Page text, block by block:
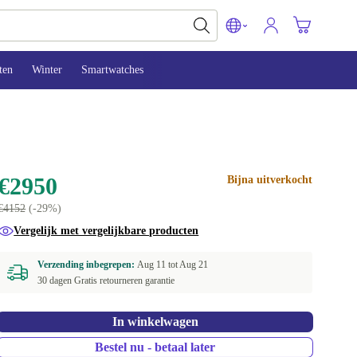
Winter Smartwatches
(-29%)
Bijna uitverkocht
Vergelijk met vergelijkbare producten
Verzending inbegrepen:Aug 11 totAug 21
30 dagen Gratis retourneren garantie
In winkelwagen
Bestel nu - betaal later